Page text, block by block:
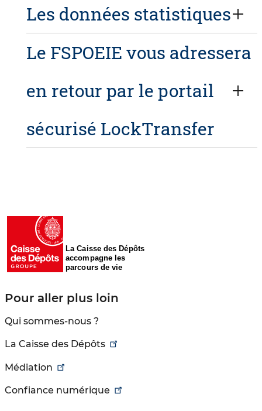
Les données statistiques
Le FSPOEIE vous adressera
en retour par le portail
sécurisé LockTransfer
La Caisse des Dépôts
accompagne les
parcours de vie
Pour aller plus loin
Qui sommes-nous ?
La Caisse des Dépôts
Médiation
Confiance numérique